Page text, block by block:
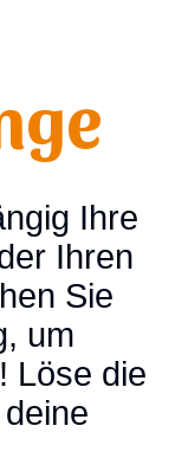
Ihre
Ihren
Sie
um
Löse die